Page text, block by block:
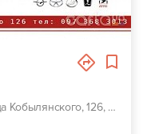
г. Кривой Рог, улица Кобылянского, 126, рядом с Мультиплексом